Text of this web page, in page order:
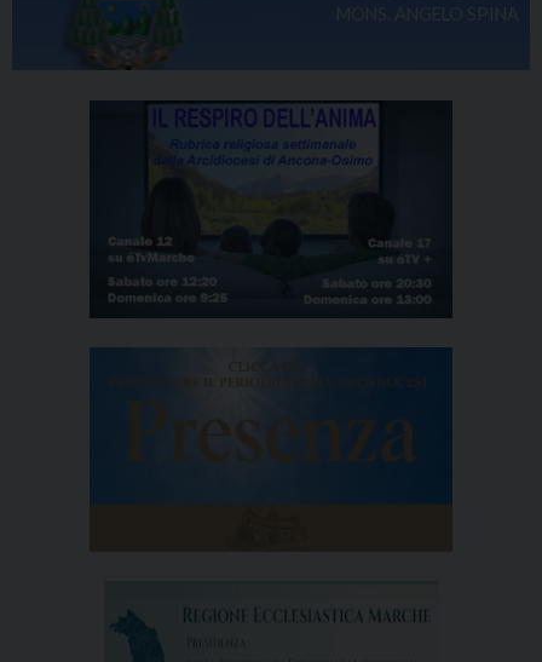
MONS. ANGELO SPINA